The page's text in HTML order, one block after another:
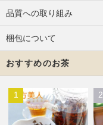
品質への取り組み
梱包について
おすすめのお茶
1 2